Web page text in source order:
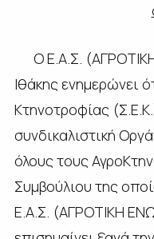
Ο Ε.Α.Σ.
Ιθάκης ενημερώνει
Κτηνοτροφίας
συνδικαλιστική
όλους τους
Συμβούλιου της
Ε.Α.Σ. (ΑΓΡΟΤΙΚΗ